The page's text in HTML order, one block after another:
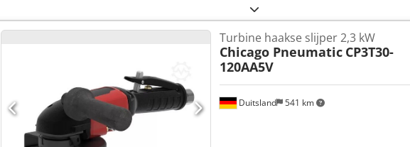
Duitsland 541 km
Turbine haakse slijper 2,3 kW
Chicago Pneumatic CP3T30-
120AA5V